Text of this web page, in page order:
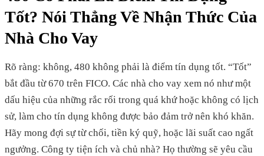
Tốt? Nói Thẳng Về Nhận Thức Của
Nhà Cho Vay
Rõ ràng: không, 480 không phải là điểm tín dụng tốt. “Tốt”
bắt đầu từ 670 trên FICO. Các nhà cho vay xem nó như một
dấu hiệu của những rắc rối trong quá khứ hoặc không có lịch
sử, làm cho tín dụng không được bảo đảm trở nên khó khăn.
Hãy mong đợi sự từ chối, tiền ký quỹ, hoặc lãi suất cao ngất
ngưởng. Công ty tiện ích và chủ nhà? Họ thường sẽ yêu cầu